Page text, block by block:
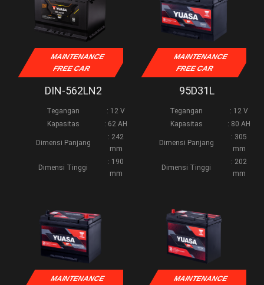
MAINTENANCE
FREE CAR
DIN-562LN2
Tegangan
: 12 V
Kapasitas
: 62 AH
Dimensi Panjang
: 242
mm
Dimensi Tinggi
: 190
mm
MAINTENANCE
FREE CAR
95D31L
Tegangan
: 12 V
Kapasitas
: 80 AH
Dimensi Panjang
: 305
mm
Dimensi Tinggi
: 202
mm
MAINTENANCE
MAINTENANCE